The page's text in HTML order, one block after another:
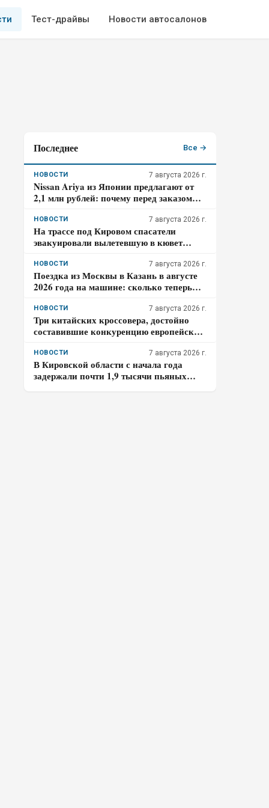
Тест-драйвы Новости автосалонов
Последнее Все →
НОВОСТИ 7 августа 2026 г.
Nissan Ariya из Японии предлагают от
2,1 млн рублей: почему перед заказом
разъём и конечную цену
НОВОСТИ 7 августа 2026 г.
На трассе под Кировом спасатели
эвакуировали вылетевшую в кювет
НОВОСТИ 7 августа 2026 г.
Поездка из Москвы в Казань в августе
2026 года на машине: сколько теперь
бесплатная М-7 выгоднее
НОВОСТИ 7 августа 2026 г.
Три китайских кроссовера, достойно
составившие конкуренцию европейским
НОВОСТИ 7 августа 2026 г.
В Кировской области с начала года
задержали почти 1,9 тысячи пьяных